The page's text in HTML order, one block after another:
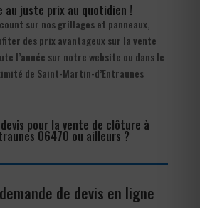
au juste prix au quotidien !
sur nos grillages et panneaux,
des prix avantageux sur la vente
l’année sur notre website ou dans le
de Saint-Martin-d’Entraunes
pour la vente de clôture à
06470 ou ailleurs ?
de devis en ligne